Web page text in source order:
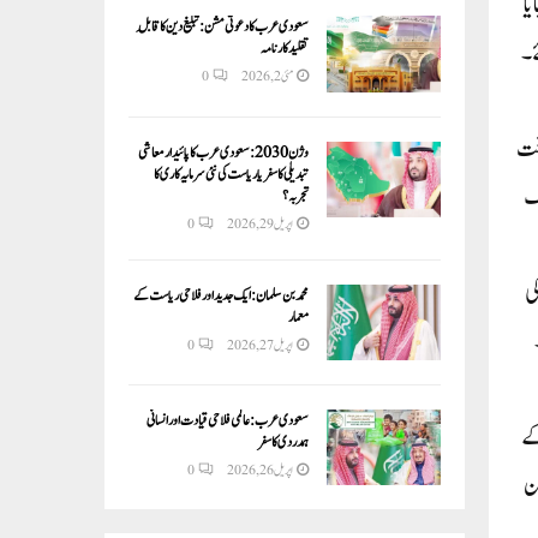
سعودی عرب کا دعوتی مشن: تبلیغ دین کا قابلِ
تقلید کارنامہ
مئی 2, 2026 0
وژن 2030:سعودی عرب کا پائیدار معاشی
تبدیلی کا سفر یا ریاست کی نئی سرمایہ کاری کا
تجربہ؟
اپریل 29, 2026 0
محمد بن سلمان: ایک جدید اور فلاحی ریاست کے
معمار
اپریل 27, 2026 0
سعودی عرب: عالمی فلاحی قیادت اور انسانی
ہمدردی کا سفر
اپریل 26, 2026 0